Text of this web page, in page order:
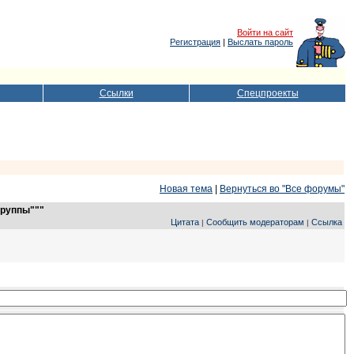
Войти на сайт
Регистрация | Выслать пароль
Ссылки Спецпроекты
Новая тема
Вернуться во "Все форумы"
Цитата | Сообщить модераторам | Ссылка